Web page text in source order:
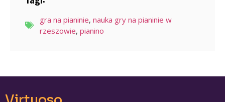
gra na pianinie, nauka gry na pianinie w
rzeszowie, pianino